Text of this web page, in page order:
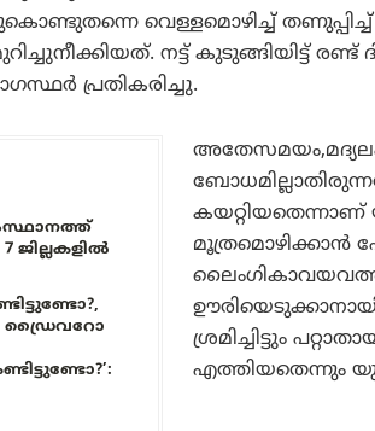
വെള്ളമൊഴിച്ച്
നട്ട് കുടുങ്ങിയിട്ട്
പ്രതികരിച്ചു.
ജില്ലകളിൽ
ഡ്രൈവറോ
മൂത്രമൊഴിക്കാൻ
ശ്രമിച്ചിട്ടും
എത്തിയതെന്നും